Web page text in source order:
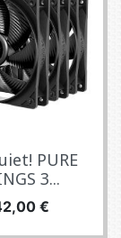
PURE
3...
€